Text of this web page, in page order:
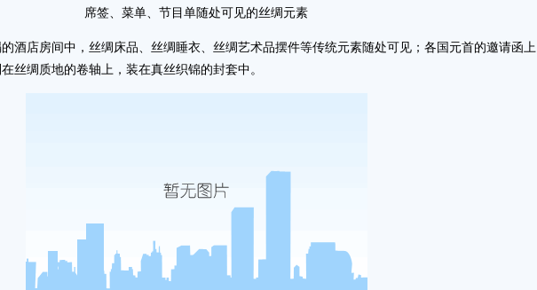
席签、菜单、节目单随处可见的丝绸元素
酒店房间中，丝绸床品、丝绸睡衣、丝绸艺术品摆件等传统元素随处可见；各国元首的邀请函
丝绸质地的卷轴上，装在真丝织锦的封套中。